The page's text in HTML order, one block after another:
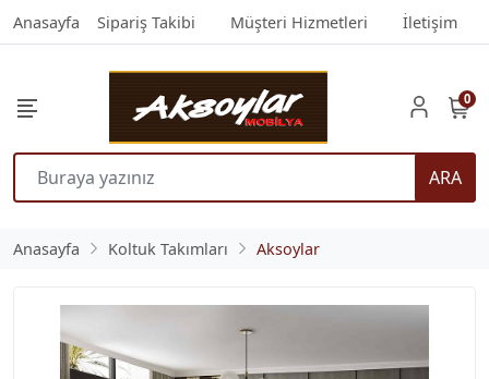
Anasayfa Sipariş Takibi Müşteri Hizmetleri İletişim
ARA
0
Anasayfa Koltuk Takımları Aksoylar